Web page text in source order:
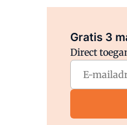
Gratis 3
Direct